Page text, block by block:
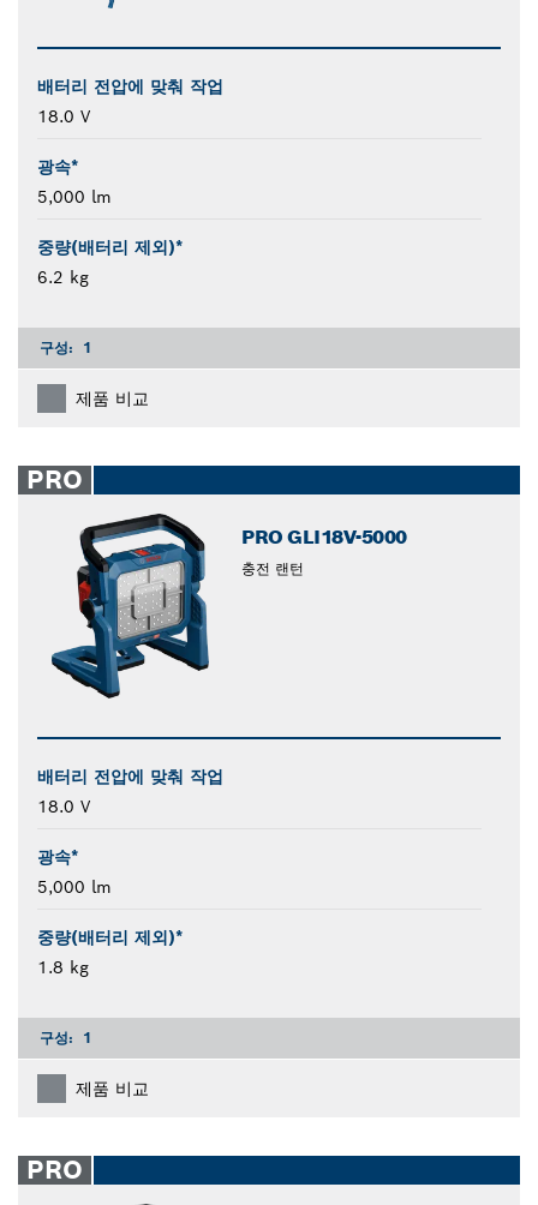
배터리 전압에 맞춰 작업
18.0 V
광속*
5,000 lm
중량(배터리 제외)*
6.2 kg
구성: 1
제품 비교
PRO
PRO GLI18V-5000
충전 랜턴
배터리 전압에 맞춰 작업
18.0 V
광속*
5,000 lm
중량(배터리 제외)*
1.8 kg
구성: 1
제품 비교
PRO